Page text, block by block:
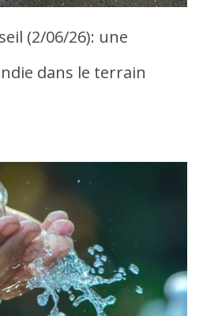
(2/06/26): une
dans le terrain